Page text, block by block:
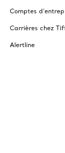
Comptes
Carrières chez
Alertline